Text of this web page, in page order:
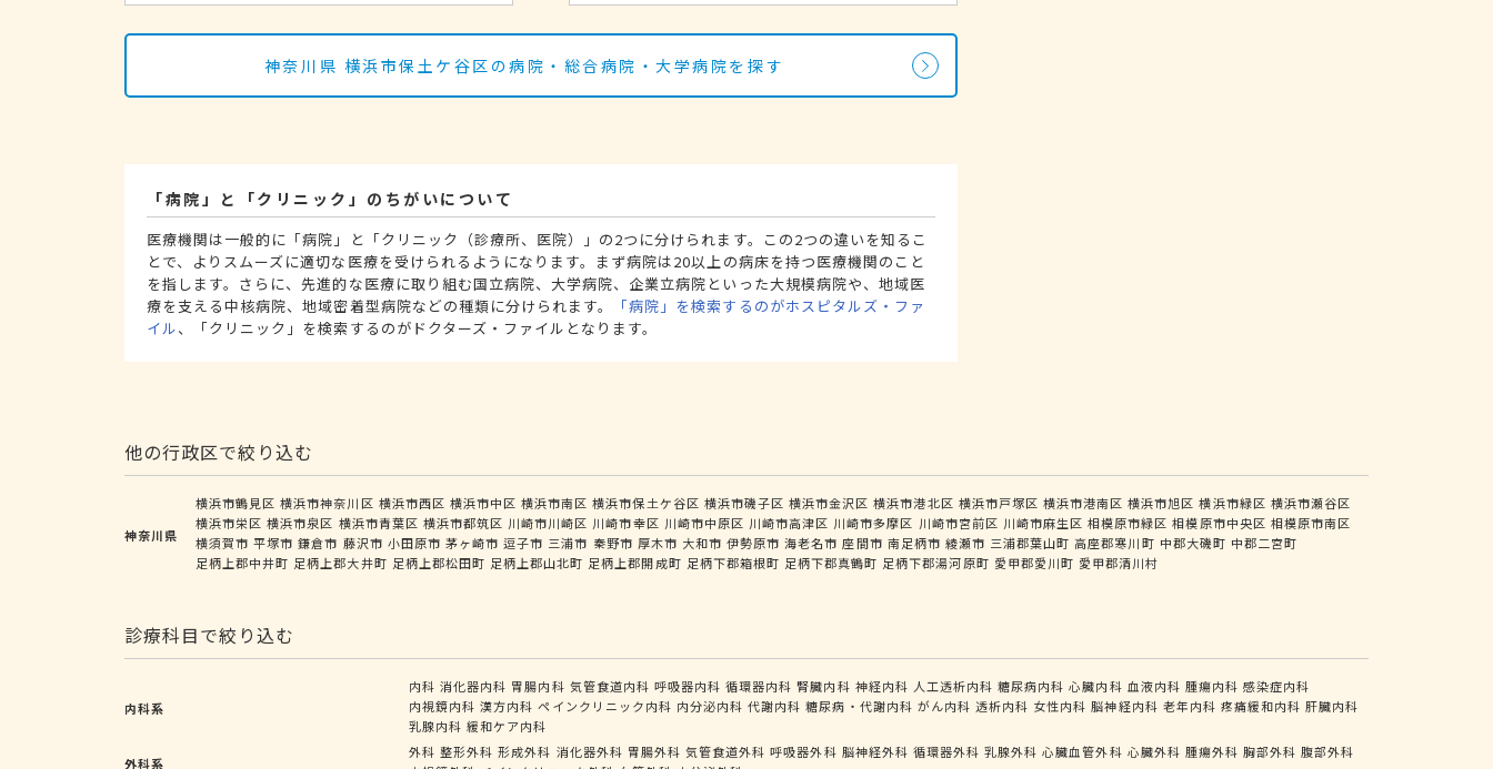
神奈川県 横浜市保土ケ谷区の病院・総合病院・大学病院を探す
「病院」と「クリニック」のちがいについて
医療機関は一般的に「病院」と「クリニック（診療所、医院）」の2つに分けられます。この2つの違いを知るこ
とで、よりスムーズに適切な医療を受けられるようになります。まず病院は20以上の病床を持つ医療機関のこと
を指します。さらに、先進的な医療に取り組む国立病院、大学病院、企業立病院といった大規模病院や、地域医
療を支える中核病院、地域密着型病院などの種類に分けられます。
「病院」を検索するのがホスピタルズ・ファ
イル、「クリニック」を検索するのがドクターズ・ファイルとなります。
他の行政区で絞り込む
神奈川県
横浜市鶴見区 横浜市神奈川区 横浜市西区 横浜市中区 横浜市南区 横浜市保土ケ谷区 横浜市磯子区 横浜市金沢区 横浜市港北区 横浜市戸塚区 横浜市港南区 横浜市旭区 横浜市緑区 横浜市瀬谷区
横浜市栄区 横浜市泉区 横浜市青葉区 横浜市都筑区 川崎市川崎区 川崎市幸区 川崎市中原区 川崎市高津区 川崎市多摩区 川崎市宮前区 川崎市麻生区 相模原市緑区 相模原市中央区 相模原市南区
横須賀市 平塚市 鎌倉市 藤沢市 小田原市 茅ヶ崎市 逗子市 三浦市 秦野市 厚木市 大和市 伊勢原市 海老名市 座間市 南足柄市 綾瀬市 三浦郡葉山町 高座郡寒川町 中郡大磯町 中郡二宮町
足柄上郡中井町 足柄上郡大井町 足柄上郡松田町 足柄上郡山北町 足柄上郡開成町 足柄下郡箱根町 足柄下郡真鶴町 足柄下郡湯河原町 愛甲郡愛川町 愛甲郡清川村
診療科目で絞り込む
内科系
内科 消化器内科 胃腸内科 気管食道内科 呼吸器内科 循環器内科 腎臓内科 神経内科 人工透析内科 糖尿病内科 心臓内科 血液内科 腫瘍内科 感染症内科
内視鏡内科 漢方内科 ペインクリニック内科 内分泌内科 代謝内科 糖尿病・代謝内科 がん内科 透析内科 女性内科 脳神経内科 老年内科 疼痛緩和内科 肝臓内科
乳腺内科 緩和ケア内科
外科系
外科 整形外科 形成外科 消化器外科 胃腸外科 気管食道外科 呼吸器外科 脳神経外科 循環器外科 乳腺外科 心臓血管外科 心臓外科 腫瘍外科 胸部外科 腹部外科